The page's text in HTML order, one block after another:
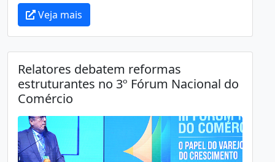
Veja mais
Relatores debatem reformas
estruturantes no 3º Fórum Nacional do
Comércio